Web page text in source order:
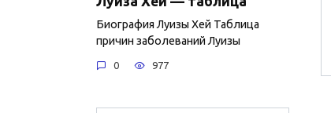
Биография Луизы Хей Таблица
причин заболеваний Луизы
0 977